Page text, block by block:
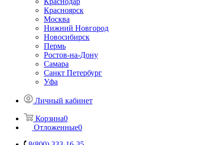
Красноярск
Москва
Нижний Новгород
Новосибирск
Пермь
Ростов-на-Дону
Самара
Санкт Петербург
Уфа
Личный кабинет
Корзина0
Отложенные0